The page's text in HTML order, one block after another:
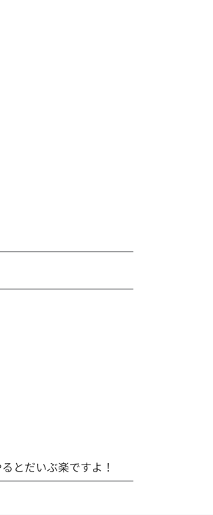
とだいぶ楽ですよ！